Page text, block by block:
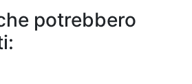
potrebbero